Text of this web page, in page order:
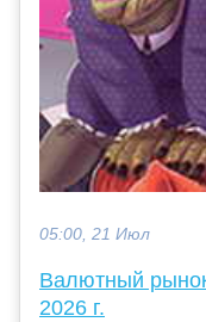
05:00, 21 Июл
Валютный
2026 г.